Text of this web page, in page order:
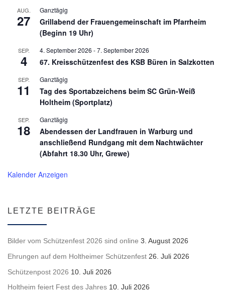
AUG.
27
Ganztägig
Grillabend der Frauengemeinschaft im Pfarrheim
(Beginn 19 Uhr)
SEP.
4
4. September 2026 -7. September 2026
67. Kreisschützenfest des KSB Büren in Salzkotten
SEP.
11
Ganztägig
Tag des Sportabzeichens beim SC Grün-Weiß
Holtheim (Sportplatz)
SEP.
18
Ganztägig
Abendessen der Landfrauen in Warburg und
anschließend Rundgang mit dem Nachtwächter
(Abfahrt 18.30 Uhr, Grewe)
Kalender Anzeigen
LETZTE BEITRÄGE
Bilder vom Schützenfest 2026 sind online 3. August 2026
Ehrungen auf dem Holtheimer Schützenfest 26. Juli 2026
Schützenpost 2026 10. Juli 2026
Holtheim feiert Fest des Jahres 10. Juli 2026